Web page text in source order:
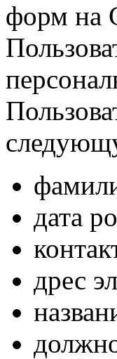
форм на
дата
дрес